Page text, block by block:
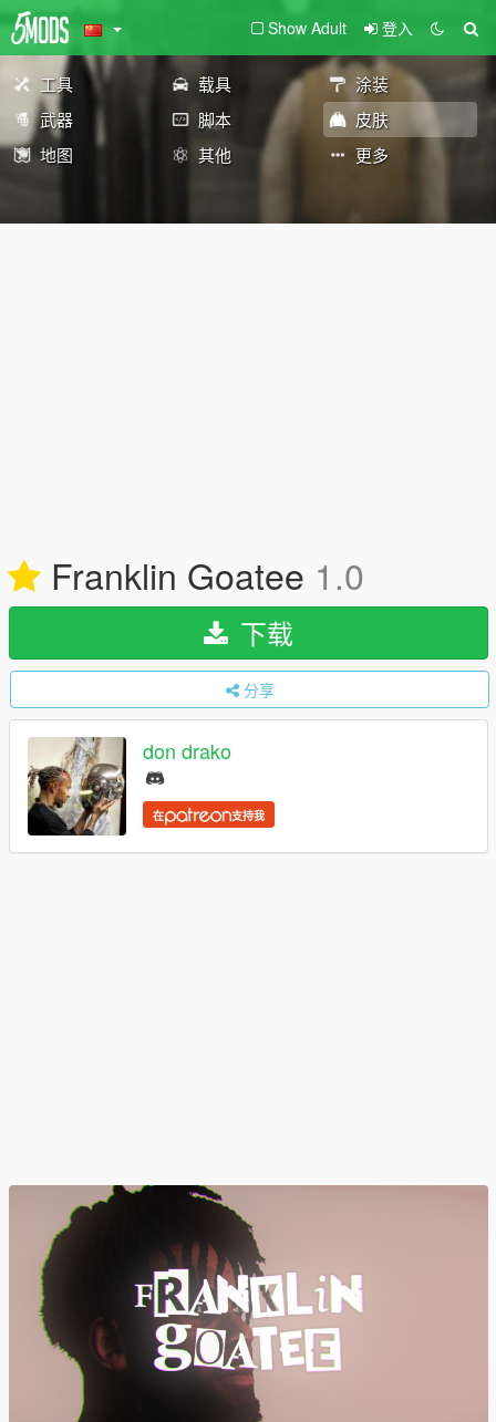
Show Adult 登入
工具 载具
涂装
武器
脚本
皮肤
地图
其他 更多
Franklin Goatee 1.0
下载
分享
don drako
在 支持我